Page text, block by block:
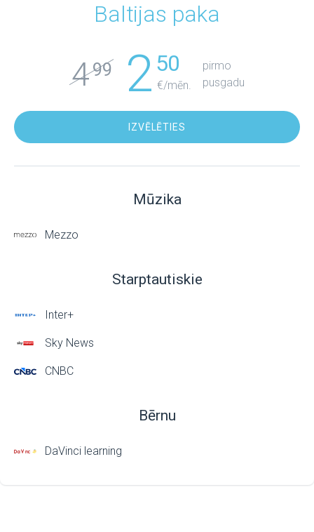
Baltijas paka
499 2 50
€/mēn.
pirmo
pusgadu
IZVĒLĒTIES
Mūzika
Mezzo
Starptautiskie
Inter+
Sky News
CNBC
Bērnu
DaVinci learning